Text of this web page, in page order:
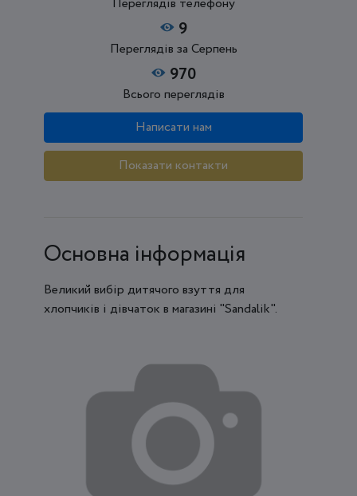
Переглядів телефону
9
Переглядів за Серпень
970
Всього переглядів
Написати нам
Показати контакти
Основна інформація
Великий вибір дитячого взуття для
хлопчиків і дівчаток в магазині "Sandalik".